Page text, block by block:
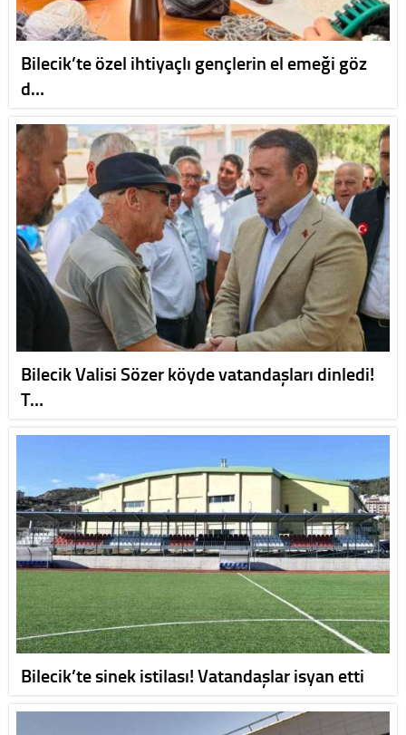
Bilecik’te özel ihtiyaçlı gençlerin el emeği göz
d…
Bilecik Valisi Sözer köyde vatandaşları dinledi!
T…
Bilecik’te sinek istilası! Vatandaşlar isyan etti